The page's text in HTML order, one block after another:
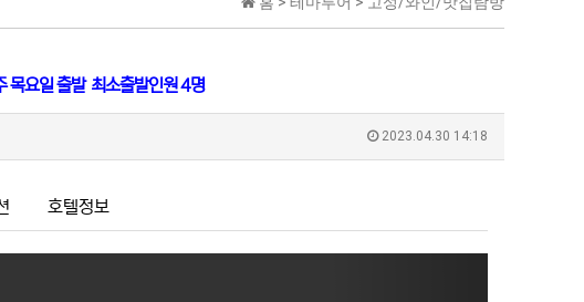
목요일 출발 최소출발인원 4명
2023.04.30 14:18
호텔정보